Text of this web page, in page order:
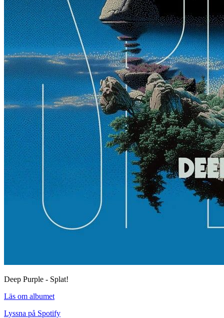
Deep Purple - Splat!
Läs om albumet
Lyssna på Spotify